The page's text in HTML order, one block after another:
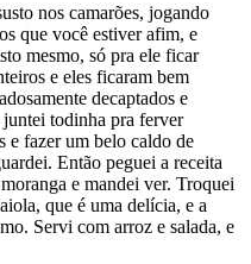
nos camarões, jogando
que você estiver afim, e
mesmo, só pra ele ficar
e eles ficaram bem
decaptados e
juntei todinha pra ferver
e fazer um belo caldo de
Então peguei a receita
e mandei ver. Troquei
que é uma delícia, e a
Servi com arroz e salada, e